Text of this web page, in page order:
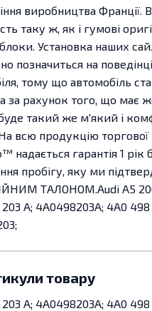
виробництва Франції.
таку ж, як і гумові
Установка наших
позначиться на
тому що автомобіль
за рахунок того, що має
такий же м'який і
всю продукцію
надається гарантія 1 рік
пробігу, яку ми
ТАЛОНОМ.Audi A5
A; 4A0498203A; 4A0 498
товару
A; 4A0498203A; 4A0 498